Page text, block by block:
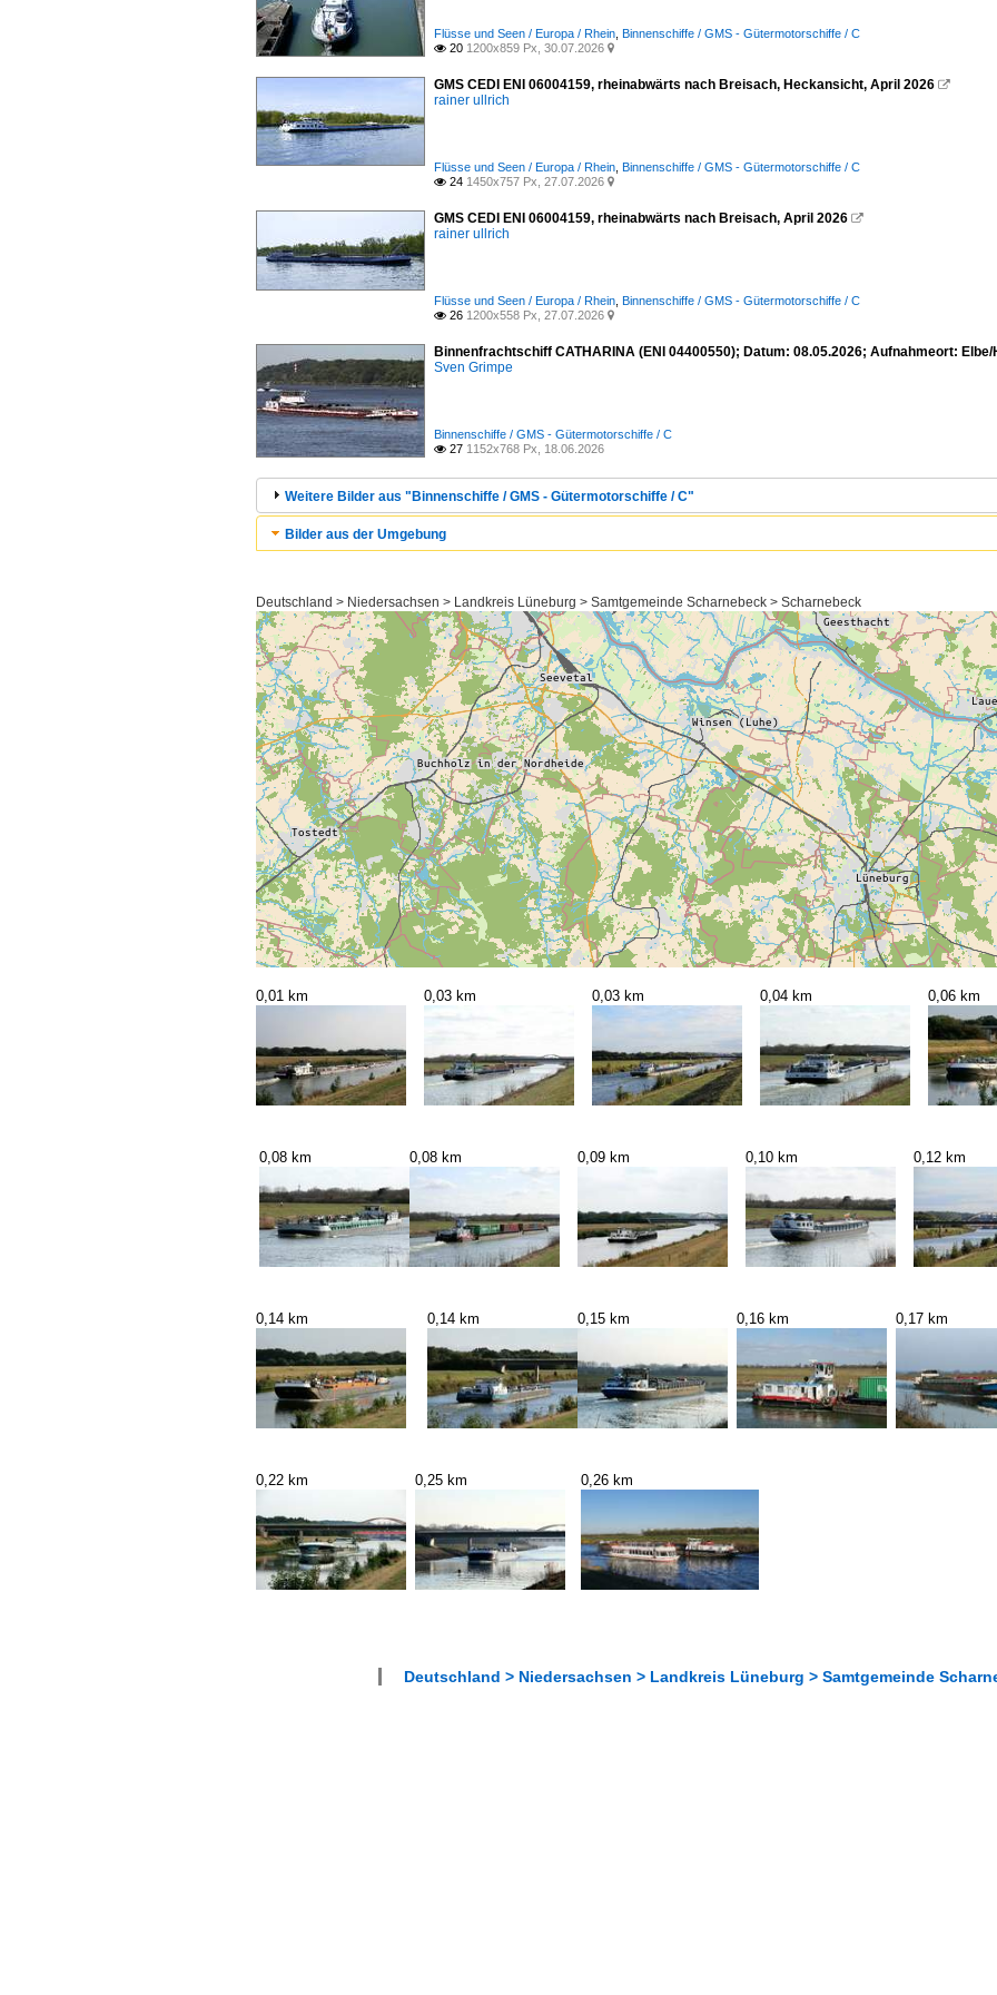
Flüsse und Seen / Europa / Rhein Binnenschiffe / GMS - Gütermotorschiffe / C
 20 1200x859 Px, 30.07.2026 
GMS CEDI ENI 06004159, rheinabwärts nach Breisach, Heckansicht, April 2026 
rainer ullrich
Flüsse und Seen / Europa / Rhein Binnenschiffe / GMS - Gütermotorschiffe / C
 24 1450x757 Px, 27.07.2026 
GMS CEDI ENI 06004159, rheinabwärts nach Breisach, April 2026 
rainer ullrich
Flüsse und Seen / Europa / Rhein Binnenschiffe / GMS - Gütermotorschiffe / C
 26 1200x558 Px, 27.07.2026 
Binnenfrachtschiff CATHARINA (ENI 04400550); Datum: 08.05.2026; Aufnahmeort:
Sven Grimpe
Binnenschiffe / GMS - Gütermotorschiffe / C
 27 1152x768 Px, 18.06.2026
Weitere Bilder aus "Binnenschiffe / GMS - Gütermotorschiffe / C"
Bilder aus der Umgebung
Deutschland > Niedersachsen > Landkreis Lüneburg > Samtgemeinde Scharnebeck > Scharnebeck
0,01 km 0,03 km 0,03 km 0,04 km 0,06 km
0,08 km 0,08 km 0,09 km 0,10 km 0,12 km
0,14 km 0,14 km 0,15 km 0,16 km 0,17 km
0,22 km 0,25 km 0,26 km
Deutschland > Niedersachsen > Landkreis Lüneburg > Samtgemeinde